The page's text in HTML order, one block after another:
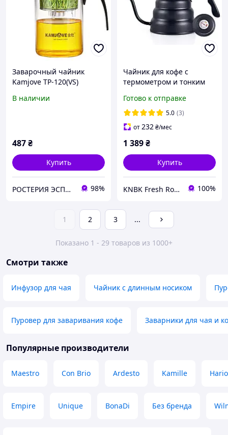
Заварочный чайник
Kamjove TP-120(VS)
В наличии
487₴
Купить
РОСТЕРИЯ ЭСПАКО 98%
Чайник для кофе с
термометром и тонким
Pour Over Coffee Pot(BRT)
Готово к отправке
5.0 (3)
от232₴/мес
1 389₴
Купить
KNBK Fresh Roasted Coffee & Accessories store 100%
1 2 3 ...
Показано 1 - 29 товаров из 1000+
Смотри также
Инфузор для чая Чайник с длинным носиком
Пуровер для заваривания кофе Заварники для чая и
Популярные производители
Maestro Con Brio Ardesto Kamille Hario
Empire Unique BonaDi Без бренда